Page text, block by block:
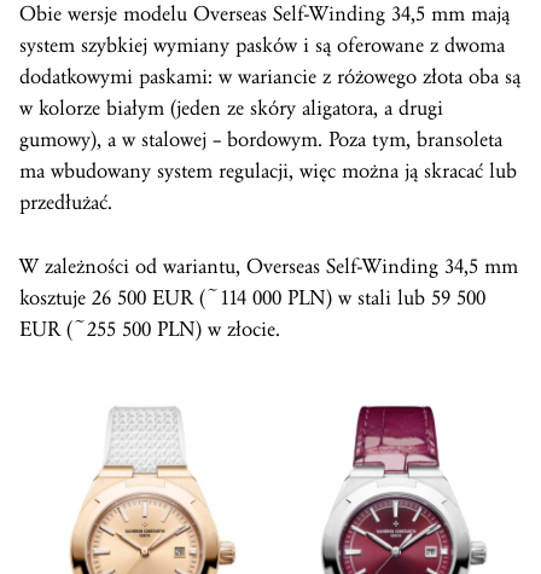
Obie wersje modelu Overseas Self-Winding 34,5 mm mają
system szybkiej wymiany pasków i są oferowane z dwoma
dodatkowymi paskami: w wariancie z różowego złota oba są
w kolorze białym (jeden ze skóry aligatora, a drugi
gumowy), a w stalowej – bordowym. Poza tym, bransoleta
ma wbudowany system regulacji, więc można ją skracać lub
przedłużać.
W zależności od wariantu, Overseas Self-Winding 34,5 mm
kosztuje 26 500 EUR (~114 000 PLN) w stali lub 59 500
EUR (~255 500 PLN) w złocie.